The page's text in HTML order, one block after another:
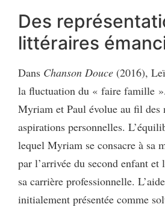
Des
littéraires
Dans Chanson Douce (2016),
la fluctuation du « faire famille
Myriam et Paul évolue au fil des
aspirations personnelles.
lequel Myriam se consacre à sa
par l’arrivée du second enfant et
sa carrière professionnelle.
initialement présentée comme